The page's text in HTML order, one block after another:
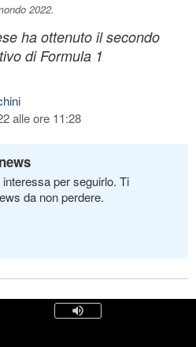
2022.
ha ottenuto il secondo
di Formula 1
alle ore 11:28
per seguirlo. Ti
da non perdere.